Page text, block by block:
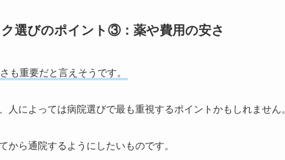
選びのポイント③：薬や費用の安さ
も重要だと言えそうです。
によっては病院選びで最も重視するポイントかもしれません。
ら通院するようにしたいものです。